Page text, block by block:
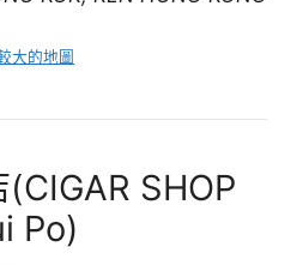
大的地圖
SHOP
Po)